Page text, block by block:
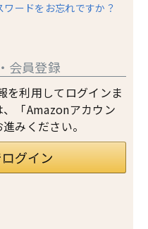
ワードをお忘れですか？
会員登録
利用してログインま
「Amazonアカウン
みください。